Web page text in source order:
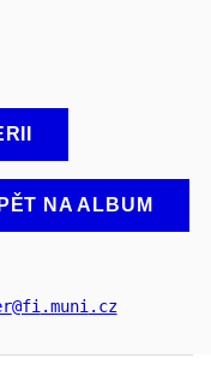
NA ALBUM
@fi.muni.cz